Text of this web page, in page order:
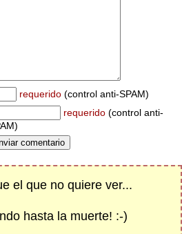
requerido (control anti-SPAM)
requerido (control anti-
el que no quiere ver...
hasta la muerte! :-)